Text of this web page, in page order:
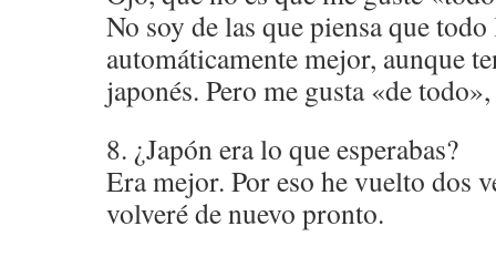
No soy de las que piensa que
automáticamente mejor, aunque
japonés. Pero me gusta «de
8. ¿Japón era lo que esperabas?
Era mejor. Por eso he vuelto dos
volveré de nuevo pronto.